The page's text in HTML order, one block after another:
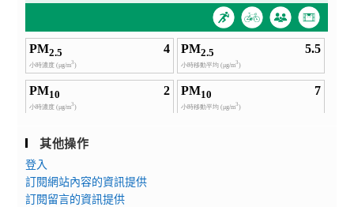
其他操作
登入
訂閱網站內容的資訊提供
訂閱留言的資訊提供